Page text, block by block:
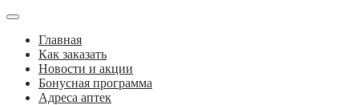
Главная
Как заказать
Новости и акции
Бонусная программа
Адреса аптек